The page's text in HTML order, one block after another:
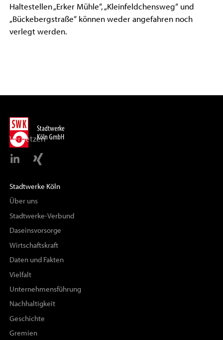
Haltestellen „Erker Mühle“, „Kleinfeldchensweg“ und
„Bückebergstraße“ können weder angefahren noch
verlegt werden.
Vernetzen
Stadtwerke Köln
Über uns
Stadtwerke-Verbund
Daseinsvorsorge
Wirtschaftskraft
Daten und Fakten
Vielfalt
Unternehmensführung
Nachhaltigkeit
Geschichte
Gremien